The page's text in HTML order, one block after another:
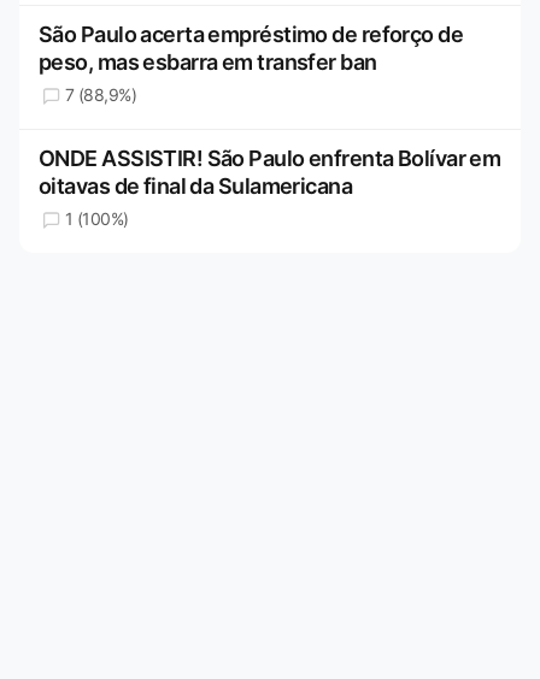
São Paulo acerta empréstimo de reforço de
peso, mas esbarra em transfer ban
7 (88,9%)
ONDE ASSISTIR! São Paulo enfrenta Bolívar em
oitavas de final da Sulamericana
1 (100%)